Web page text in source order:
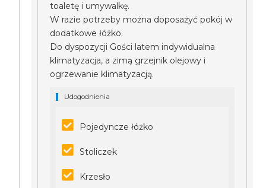
toaletę i umywalkę.
W razie potrzeby można doposażyć pokój w
dodatkowe łóżko.
Do dyspozycji Gości latem indywidualna
klimatyzacja, a zimą grzejnik olejowy i
ogrzewanie klimatyzacją.
Udogodnienia
Pojedyncze łóżko
Stoliczek
Krzesło